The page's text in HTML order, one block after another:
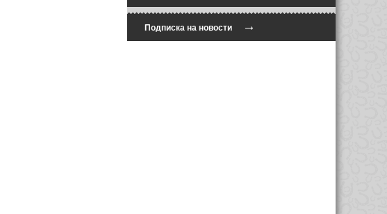
Подписка на новости→